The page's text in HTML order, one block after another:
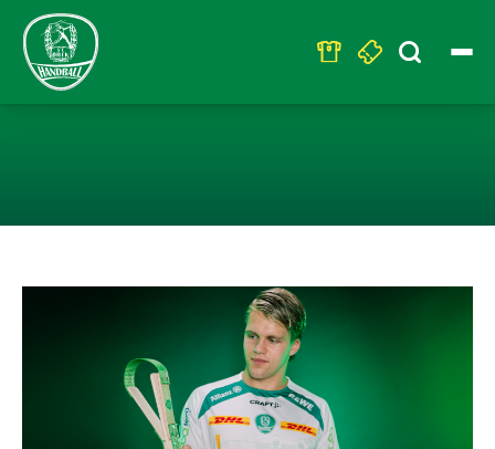
Search
for: